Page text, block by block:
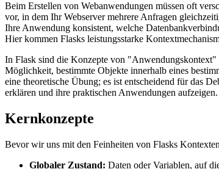
Beim Erstellen von Webanwendungen müssen oft
vor, in dem Ihr Webserver mehrere Anfragen
Ihre Anwendung konsistent, welche
Hier kommen Flasks leistungsstarke
In Flask sind die Konzepte von "Anwendungskontext"
Möglichkeit, bestimmte Objekte innerhalb eines
eine theoretische Übung; es ist entscheidend für das
erklären und ihre praktischen Anwendungen aufzeigen.
Kernkonzepte
Bevor wir uns mit den Feinheiten von Flasks
Globaler Zustand: Daten oder Variablen, auf